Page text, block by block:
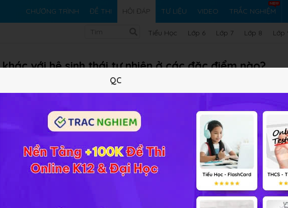
CHƯƠNG TRÌNH ĐỀ THI HỎI ĐÁP TƯ LIỆU VIDEO TRẮC NGHIỆM
Tiểu Học Lớp 6 Lớp 7 Lớp 8 Lớp
với hệ sinh thái tự nhiên ở các đặc điểm nào?
học 12 Bài 42 Giải bài tập Sinh học 12 Bài 42
loài ít nên tính ổn định thấp, dễ bị dịch bệnh, năng suất sinh học cao
QC